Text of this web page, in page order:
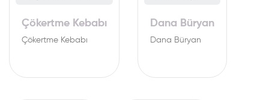
Çökertme Kebabı
Çökertme Kebabı
Dana Büryan
Dana Büryan